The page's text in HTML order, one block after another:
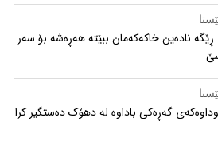
نادەین خاکەکەمان ببێتە هەڕەشە بۆ سەر
گەڕەکی باداوە لە دهۆک دەستگیر کرا